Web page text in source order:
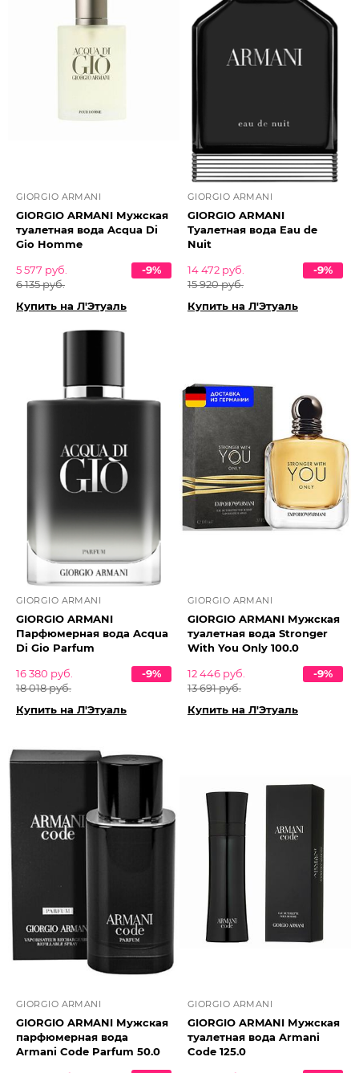
GIORGIO ARMANI
GIORGIO ARMANI Мужская
туалетная вода Acqua Di
Gio Homme
5 577 руб.
6 135 руб.
-9%
Купить на Л'Этуаль
GIORGIO ARMANI
GIORGIO ARMANI
Туалетная вода Eau de
Nuit
14 472 руб.
15 920 руб.
-9%
Купить на Л'Этуаль
GIORGIO ARMANI
GIORGIO ARMANI
Парфюмерная вода Acqua
Di Gio Parfum
16 380 руб.
18 018 руб.
-9%
Купить на Л'Этуаль
GIORGIO ARMANI
GIORGIO ARMANI Мужская
туалетная вода Stronger
With You Only 100.0
12 446 руб.
13 691 руб.
-9%
Купить на Л'Этуаль
GIORGIO ARMANI
GIORGIO ARMANI Мужская
парфюмерная вода
Armani Code Parfum 50.0
GIORGIO ARMANI
GIORGIO ARMANI Мужская
туалетная вода Armani
Code 125.0